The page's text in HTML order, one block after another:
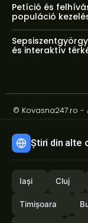
Petíció és
populáció
és interaktív
© Kovasna247.ro -
Știri din alte
Iași Cluj
Timișoara